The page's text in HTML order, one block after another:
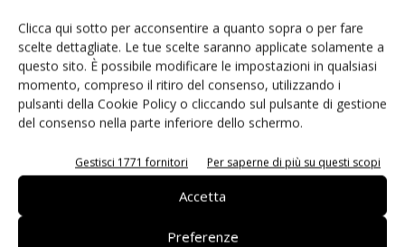
Clicca qui sotto per acconsentire a quanto sopra o per fare
scelte dettagliate. Le tue scelte saranno applicate solamente a
questo sito. È possibile modificare le impostazioni in qualsiasi
momento, compreso il ritiro del consenso, utilizzando i
pulsanti della Cookie Policy o cliccando sul pulsante di gestione
del consenso nella parte inferiore dello schermo.
Gestisci 1771 fornitori Per saperne di più su questi scopi
Accetta
Preferenze
Sensori Wireless come applicazione chiave per l’Energy
Harvesting
Selezione di elettronica